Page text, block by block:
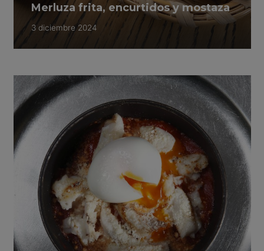
Merluza frita, encurtidos y mostaza
3 diciembre 2024